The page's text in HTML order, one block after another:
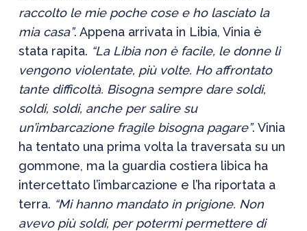
raccolto le mie poche cose e ho lasciatola
miacasa”. Appena arrivata in Libia, Viniaè
stata rapita. “La Libia non è facile, le donne lì
vengono violentate, più volte. Ho affrontato
tante difficoltà. Bisogna sempre dare soldi,
soldi, soldi, anche per salire su
un’imbarcazione fragile bisogna pagare”. Vinia
ha tentato una prima volta la traversata su un
gommone, ma la guardia costiera libica ha
intercettato l’imbarcazione e l’ha riportata a
terra. “Mi hanno mandato in prigione. Non
avevo più soldi, per potermi permettere di